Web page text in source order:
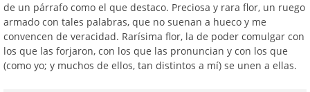
de un párrafo como el que destaco. Preciosa y rara flor, un ruego
armado con tales palabras, que no suenan a hueco y me
convencen de veracidad. Rarísima flor, la de poder comulgar con
los que las forjaron, con los que las pronuncian y con los que
(como yo; y muchos de ellos, tan distintos a mí) se unen a ellas.